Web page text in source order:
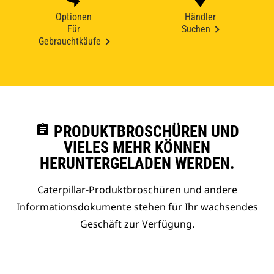
Optionen
Für
Gebrauchtkäufe
Händler
Suchen
assignment PRODUKTBROSCHÜREN UND
VIELES MEHR KÖNNEN
HERUNTERGELADEN WERDEN.
Caterpillar-Produktbroschüren und andere
Informationsdokumente stehen für Ihr wachsendes
Geschäft zur Verfügung.